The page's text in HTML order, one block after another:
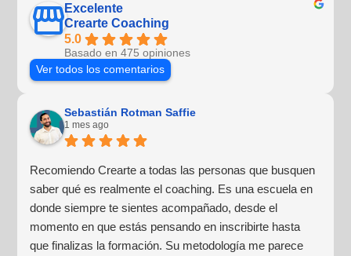
Excelente
Crearte Coaching
5.0
Basado en 475 opiniones
Ver todos los comentarios
Sebastián Rotman Saffie
1 mes ago
Recomiendo Crearte a todas las personas que busquen
saber qué es realmente el coaching. Es una escuela en
donde siempre te sientes acompañado, desde el
momento en que estás pensando en inscribirte hasta
que finalizas la formación. Su metodología me parece